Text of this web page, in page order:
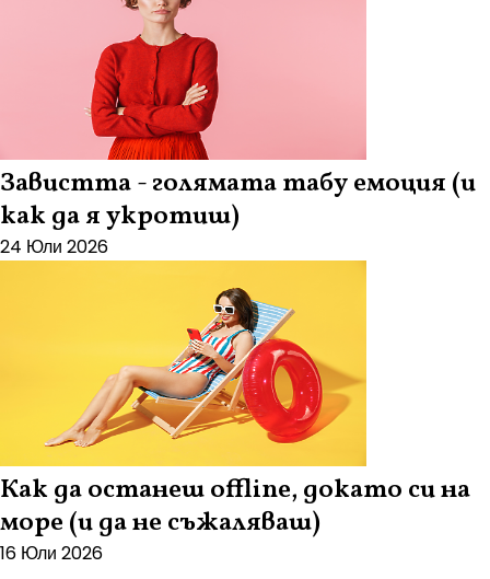
Завистта - голямата табу емоция (и
как да я укротиш)
24 Юли 2026
Как да останеш offline, докато си на
море (и да не съжаляваш)
16 Юли 2026